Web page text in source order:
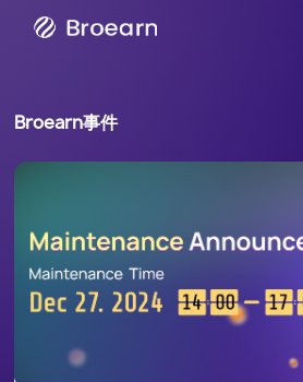
Broearn事件